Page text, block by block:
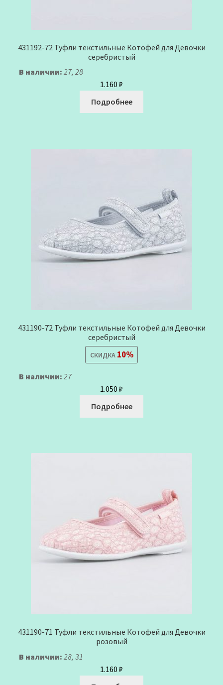
431192-72 Туфли текстильные Котофей для Девочки
серебристый
В наличии: 27, 28
1.160 ₽
Подробнее
431190-72 Туфли текстильные Котофей для Девочки
серебристый
СКИДКА10%
В наличии: 27
1.050 ₽
Подробнее
431190-71 Туфли текстильные Котофей для Девочки
розовый
В наличии: 28, 31
1.160 ₽